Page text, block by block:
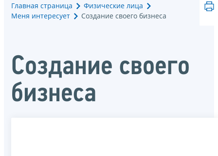
Главная страница
Физические лица
Меня интересует
Создание своего бизнеса
Создание своего
бизнеса